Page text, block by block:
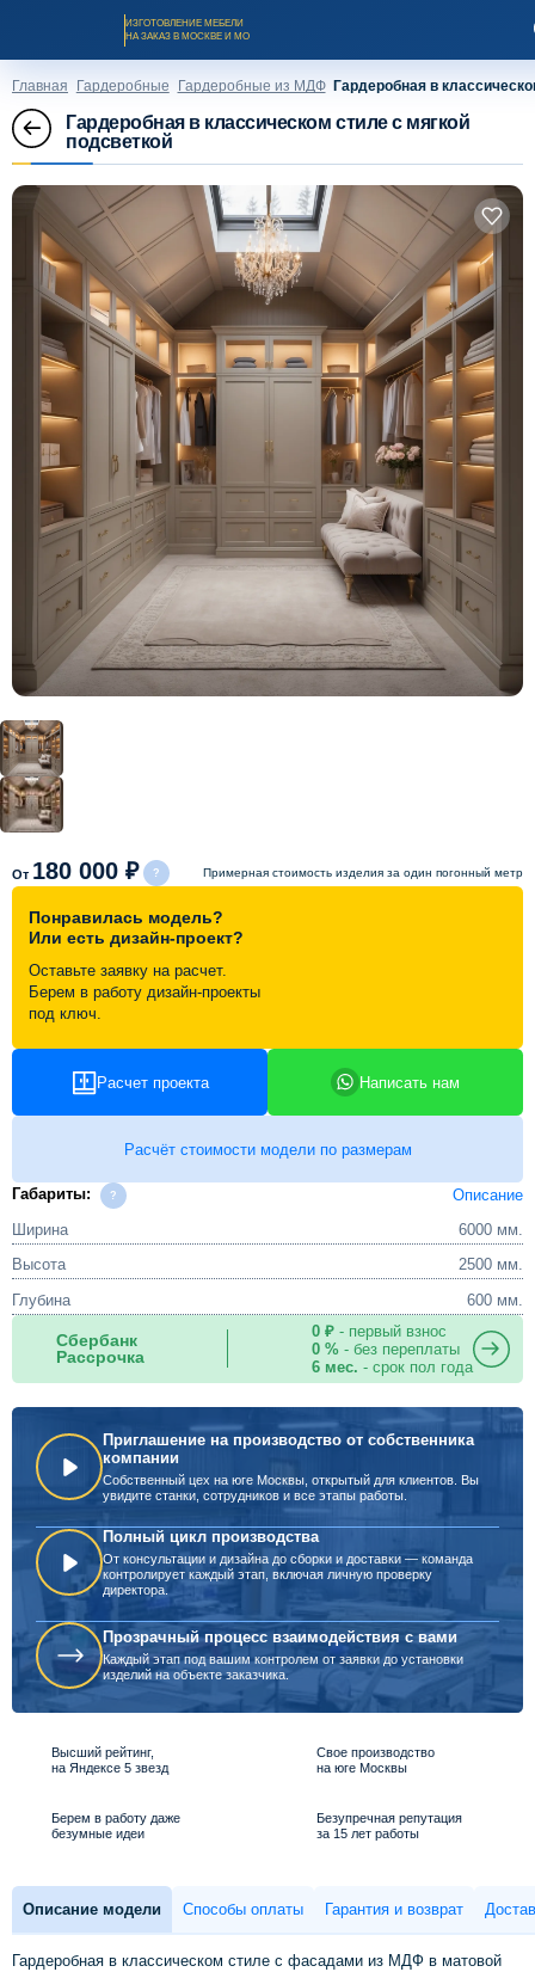
ИЗГОТОВЛЕНИЕ МЕБЕЛИ
НА ЗАКАЗ В МОСКВЕ И МО
Заказать звонок
Каталог мебели на заказ
О компании
Оплата и доставка
Рассрочка и кредит
Схема работы
Акции и скидки
Портфолио
Видеоотзывы
Контакты
Главная Гардеробные Гардеробные из МДФ Гардеробная в
Гардеробная в классическом стиле с мягкой
подсветкой
От 180 000 ₽ Примерная стоимость изделия за один погонный метр
Понравилась модель?
Или есть дизайн-проект?
Оставьте заявку на расчет.
Берем в работу дизайн-проекты
под ключ.
Расчет проекта Написать нам
Расчёт стоимости модели по размерам
Габариты:
Описание
Ширина
6000 мм.
Высота
2500 мм.
Глубина
600 мм.
Сбербанк
Рассрочка
0 ₽- первый взнос
0 %- без переплаты
6 мес. - срок пол года
Приглашение на производство от собственника
компании
Собственный цех на юге Москвы, открытый для клиентов. Вы
увидите станки, сотрудников и все этапы работы.
Полный цикл производства
От консультации и дизайна до сборки и доставки — команда
контролирует каждый этап, включая личную проверку
директора.
Прозрачный процесс взаимодействия с вами
Каждый этап под вашим контролем от заявки до установки
изделий на объекте заказчика.
Высший рейтинг,
на Яндексе 5 звезд
Свое производство
на юге Москвы
Берем в работу даже
безумные идеи
Безупречная репутация
за 15 лет работы
Описание модели Способы оплаты Гарантия и возврат
Гардеробная в классическом стиле с фасадами из МДФ в матовой